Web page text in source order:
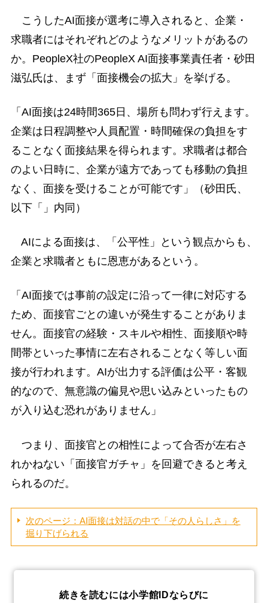
こうしたAI面接が選考に導入されると、企業・
求職者にはそれぞれどのようなメリットがあるの
か。PeopleX社のPeopleX AI面接事業責任者・砂田
滋弘氏は、まず「面接機会の拡大」を挙げる。
「AI面接は24時間365日、場所も問わず行えます。
企業は日程調整や人員配置・時間確保の負担をす
ることなく面接結果を得られます。求職者は都合
のよい日時に、企業が遠方であっても移動の負担
なく、面接を受けることが可能です」（砂田氏、
以下「」内同）
AIによる面接は、「公平性」という観点からも、
企業と求職者ともに恩恵があるという。
「AI面接では事前の設定に沿って一律に対応する
ため、面接官ごとの違いが発生することがありま
せん。面接官の経験・スキルや相性、面接順や時
間帯といった事情に左右されることなく等しい面
接が行われます。AIが出力する評価は公平・客観
的なので、無意識の偏見や思い込みといったもの
が入り込む恐れがありません」
つまり、面接官との相性によって合否が左右さ
れかねない「面接官ガチャ」を回避できると考え
られるのだ。
次のページ：AI面接は対話の中で「その人らしさ」を
掘り下げられる
続きを読むには小学館IDならびに